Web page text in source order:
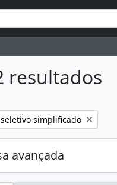
resultados
seletivo simplificado
avançada